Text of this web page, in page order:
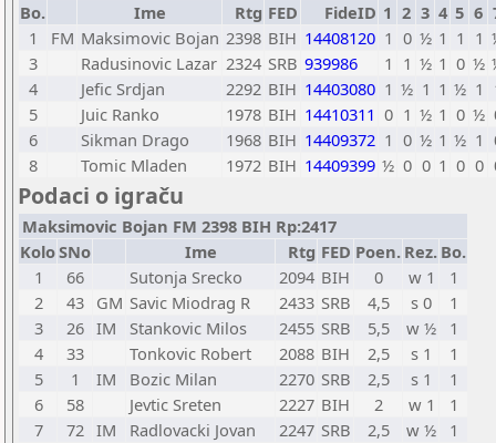
Bo.
Ime Rtg FED FideID 1 2 3 4 5 6
1
FM Maksimovic Bojan 2398 BIH 14408120 1 0 ½ 1 1 1
3
Radusinovic Lazar 2324 SRB 939986 1 1 ½ 1 0 ½
4
Jefic Srdjan 2292 BIH 14403080 1 ½ 1 1 ½ 1
5
Juic Ranko 1978 BIH 14410311 0 1 ½ 1 0 ½
6
Sikman Drago 1968 BIH 14409372 1 0 ½ 1 ½ 1
8
Tomic Mladen 1972 BIH 14409399 ½ 0 0 1 0 0
Podaci o igraču
Maksimovic Bojan FM 2398 BIH Rp:2417
KoloSNo Ime Rtg FED Poen. Rez. Bo.
1
66 Sutonja Srecko 2094 BIH 0 w 1
1
2
43 GM Savic Miodrag R 2433 SRB 4,5 s 0
1
3
26 IM Stankovic Milos 2455 SRB 5,5 w ½
1
4
33 Tonkovic Robert 2088 BIH 2,5 s 1
1
5
1 IM Bozic Milan 2270 SRB 2,5 s 1
1
6
58 Jevtic Sreten 2227 BIH 2 w 1
1
7
72 IM Radlovacki Jovan 2247 SRB 2,5 w ½
1